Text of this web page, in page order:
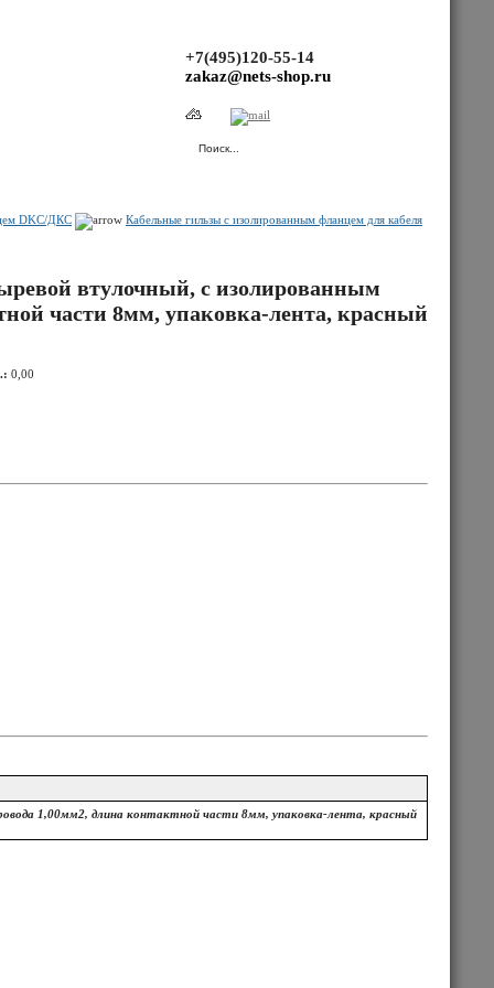
+7(495)120-55-14
zakaz@nets-shop.ru
DKC/ДКС Кабельные гильзы с изолированным фланцем для кабеля
втулочный, с изолированным
части 8мм, упаковка-лента, красный
0,00
1,00мм2, длина контактной части 8мм, упаковка-лента, красный